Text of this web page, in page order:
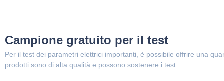
Campione gratuito per il test
Per il test dei parametri elettrici importanti, è possibile offrire una
prodotti sono di alta qualità e possono sostenere i test.